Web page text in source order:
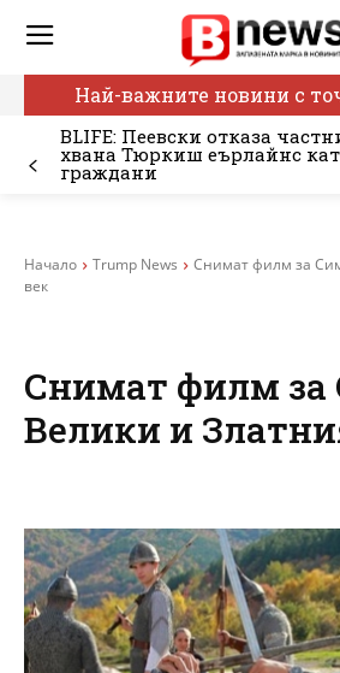
Най-важните новини с
BLIFE: Пеевски отказа
хвана Тюркиш еърлайнс
граждани
Начало Trump News
Снимат филм за
век
Снимат филм за
Велики и